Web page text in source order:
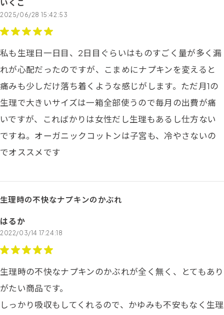
いくこ
2025/06/28 15:42:53
私も生理日一日目、2日目ぐらいはものすごく量が多く漏
れが心配だったのですが、こまめにナプキンを変えると
痛みも少しだけ落ち着くような感じがします。ただ月1の
生理で大きいサイズは一箱全部使うので毎月の出費が痛
いですが、こればかりは女性だし生理もあるし仕方ない
ですね。オーガニックコットンは子宮も、冷やさないの
でオススメです
生理時の不快なナプキンのかぶれ
はるか
2022/03/14 17:24:18
生理時の不快なナプキンのかぶれが全く無く、とてもあり
がたい商品です。
しっかり吸収もしてくれるので、かゆみも不安もなく生理